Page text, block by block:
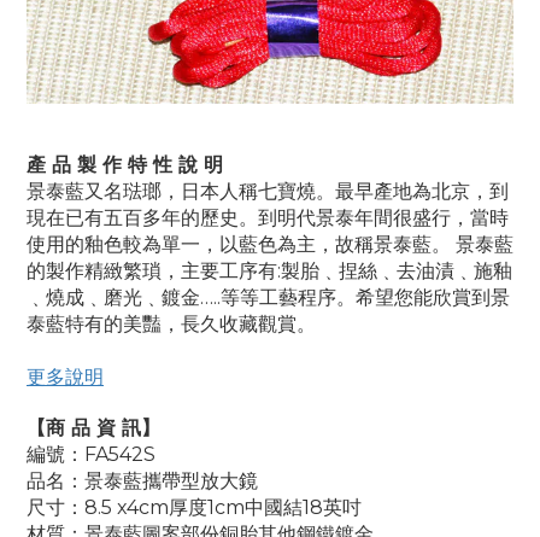
產 品 製 作 特 性 說 明
景泰藍又名琺瑯，日本人稱七寶燒。最早產地為北京，到
現在已有五百多年的歷史。到明代景泰年間很盛行，當時
使用的釉色較為單一，以藍色為主，故稱景泰藍。 景泰藍
的製作精緻繁瑣，主要工序有:製胎﹑捏絲﹑去油漬﹑施釉
﹑燒成﹑磨光﹑鍍金…..等等工藝程序。希望您能欣賞到景
泰藍特有的美豔，長久收藏觀賞。
更多說明
【商 品 資 訊】
編號：FA542S
品名：景泰藍攜帶型放大鏡
尺寸：8.5 x4cm厚度1cm中國結18英吋